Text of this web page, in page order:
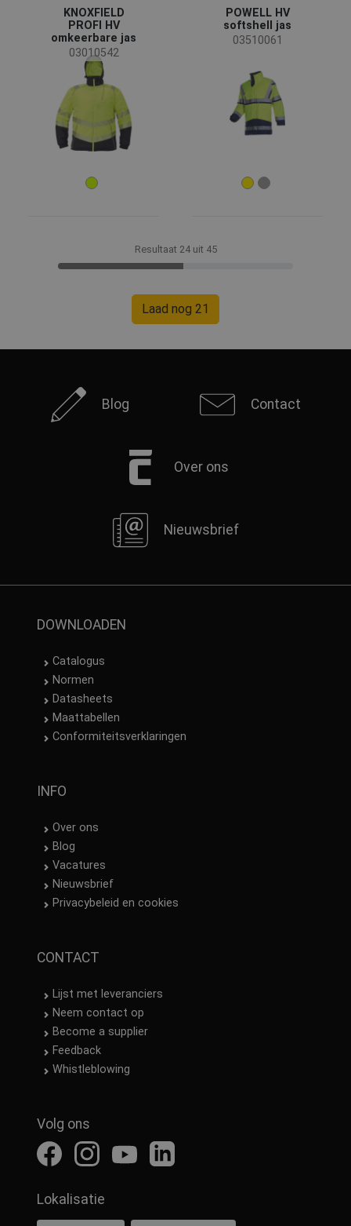
KNOXFIELD
PROFI HV
omkeerbare jas
03010542
POWELL HV
softshell jas
03510061
Resultaat 24 uit 45
Laad nog 21
Blog Contact
Over ons
Nieuwsbrief
DOWNLOADEN
Catalogus
Normen
Datasheets
Maattabellen
Conformiteitsverklaringen
INFO
Over ons
Blog
Vacatures
Nieuwsbrief
Privacybeleid en cookies
CONTACT
Lijst met leveranciers
Neem contact op
Become a supplier
Feedback
Whistleblowing
Volg ons
Lokalisatie